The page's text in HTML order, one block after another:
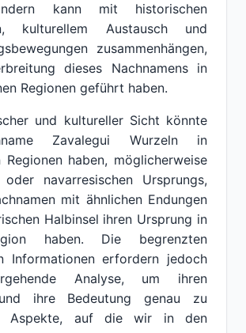
kann mit historischen
kulturellem Austausch und
zusammenhängen,
dieses Nachnamens in
Regionen geführt haben.
und kultureller Sicht könnte
Zavalegui Wurzeln in
Regionen haben, möglicherweise
oder navarresischen Ursprungs,
mit ähnlichen Endungen
Halbinsel ihren Ursprung in
haben. Die begrenzten
Informationen erfordern jedoch
Analyse, um ihren
ihre Bedeutung genau zu
Aspekte, auf die wir in den